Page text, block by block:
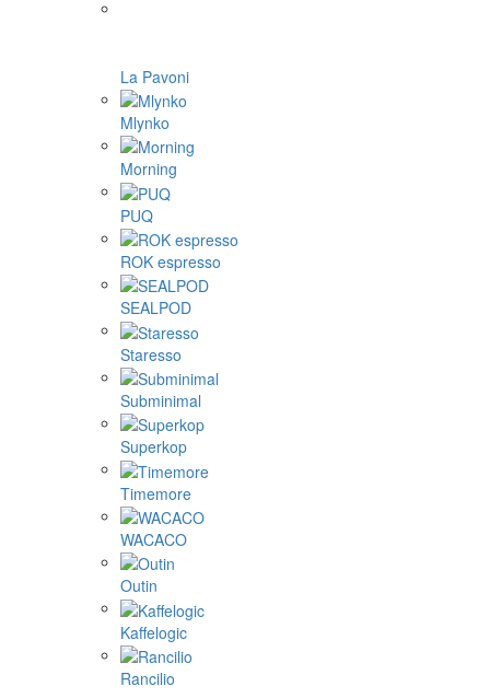
La Pavoni
Mlynko
Morning
PUQ
ROK espresso
SEALPOD
Staresso
Subminimal
Superkop
Timemore
WACACO
Outin
Kaffelogic
Rancilio